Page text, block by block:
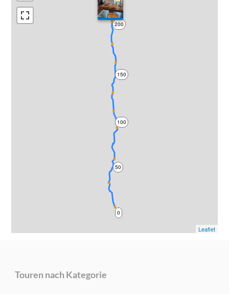
0
50
100
150
200
Leaflet
Touren nach Kategorie